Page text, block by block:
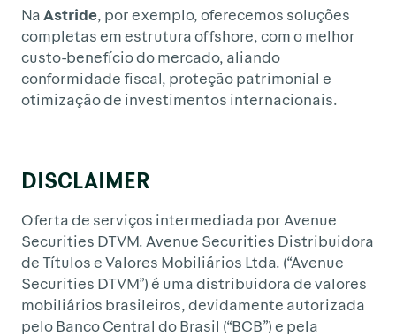
Na Astride, por exemplo, oferecemos soluções
completas em estrutura offshore, com o melhor
custo-benefício do mercado, aliando
conformidade fiscal, proteção patrimonial e
otimização de investimentos internacionais.
DISCLAIMER
Oferta de serviços intermediada por Avenue
Securities DTVM. Avenue Securities Distribuidora
de Títulos e Valores Mobiliários Ltda. (“Avenue
Securities DTVM”) é uma distribuidora de valores
mobiliários brasileiros, devidamente autorizada
pelo Banco Central do Brasil (“BCB”) e pela